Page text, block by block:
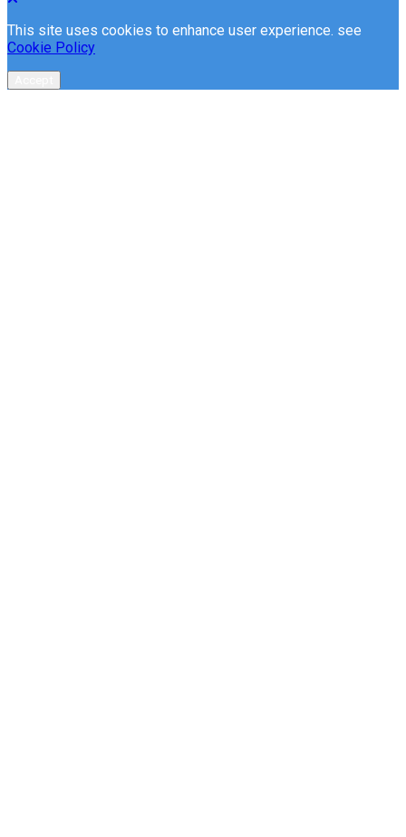
This site uses cookies to enhance user experience. see
Cookie Policy